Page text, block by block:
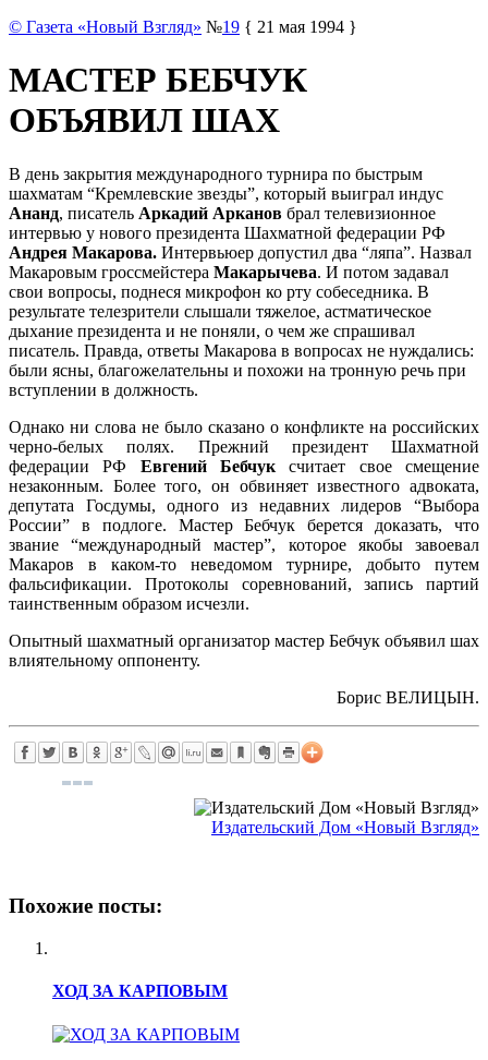
© Газета «Новый Взгляд» №19 { 21 мая 1994 }
МАСТЕР БЕБЧУК
ОБЪЯВИЛ ШАХ
В день закрытия международного турнира по быстрым
шахматам “Кремлевские звезды”, который выиграл индус
Ананд, писатель Аркадий Арканов брал телевизионное
интервью у нового президента Шахматной федерации РФ
Андрея Макарова. Интервьюер допустил два “ляпа”. Назвал
Макаровым гроссмейстера Макарычева. И потом задавал
свои вопросы, поднеся микрофон ко рту собеседника. В
результате телезрители слышали тяжелое, астматическое
дыхание президента и не поняли, о чем же спрашивал
писатель. Правда, ответы Макарова в вопросах не нуждались:
были ясны, благожелательны и похожи на тронную речь при
вступлении в должность.
Однако ни слова не было сказано о конфликте на российских
черно-белых полях. Прежний президент Шахматной
федерации РФ Евгений Бебчук считает свое смещение
незаконным. Более того, он обвиняет известного адвоката,
депутата Госдумы, одного из недавних лидеров “Выбора
России” в подлоге. Мастер Бебчук берется доказать, что
звание “международный мастер”, которое якобы завоевал
Макаров в каком-то неведомом турнире, добыто путем
фальсификации. Протоколы соревнований, запись партий
таинственным образом исчезли.
Опытный шахматный организатор мастер Бебчук объявил шах
влиятельному оппоненту.
Борис ВЕЛИЦЫН.
Издательский Дом «Новый Взгляд»
Похожие посты:
ХОД ЗА КАРПОВЫМ